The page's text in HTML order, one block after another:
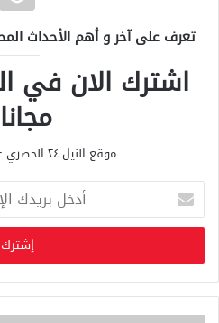
تعرف على آخر و أهم الأحداث
اشترك الان في
موقع النيل ٢٤ الحصري علي مدار الساعة
خ
ب
ر
ي